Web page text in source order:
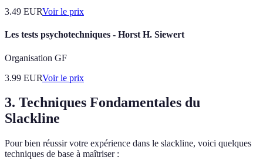
3.49 EURVoir le prix
Les tests psychotechniques - Horst H. Siewert
Organisation GF
3.99 EURVoir le prix
3. Techniques Fondamentales du
Slackline
Pour bien réussir votre expérience dans le slackline, voici quelques
techniques de base à maîtriser :